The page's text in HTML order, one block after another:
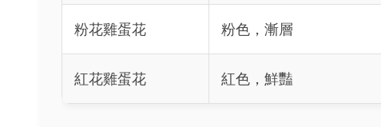
粉花雞蛋花 粉色，漸層
紅花雞蛋花 紅色，鮮豔